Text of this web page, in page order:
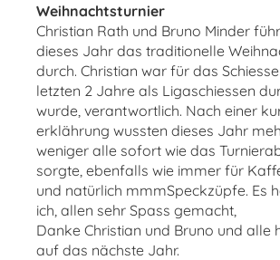
Weihnachtsturnier
Christian Rath und Bruno Minder
dieses Jahr das traditionelle
durch. Christian war für das
letzten 2 Jahre als Ligaschiessen
wurde, verantwortlich. Nach einer
erklährung wussten dieses Jahr
weniger alle sofort wie das
sorgte, ebenfalls wie immer für
und natürlich mmmSpeckzüpfe. Es
ich, allen sehr Spass gemacht,
Danke Christian und Bruno und alle
auf das nächste Jahr.